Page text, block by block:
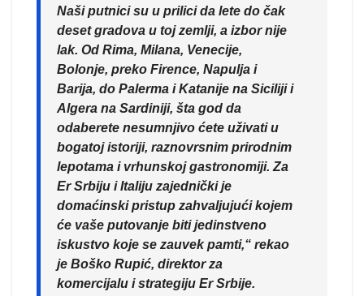
Naši putnici su u prilici da lete do čak
deset gradova u toj zemlji, a izbor nije
lak. Od Rima, Milana, Venecije,
Bolonje, preko Firence, Napulja i
Barija, do Palerma i Katanije na Siciliji i
Algera na Sardiniji, šta god da
odaberete nesumnjivo ćete uživati u
bogatoj istoriji, raznovrsnim prirodnim
lepotama i vrhunskoj gastronomiji. Za
Er Srbiju i Italiju zajednički je
domaćinski pristup zahvaljujući kojem
će vaše putovanje biti jedinstveno
iskustvo koje se zauvek pamti,“ rekao
je Boško Rupić, direktor za
komercijalu i strategiju Er Srbije.